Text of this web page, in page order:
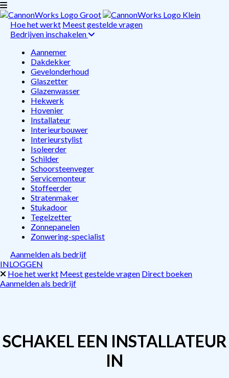
Hoe het werkt Meest gestelde vragen
Bedrijven inschakelen
Aannemer
Dakdekker
Gevelonderhoud
Glaszetter
Glazenwasser
Hekwerk
Hovenier
Installateur
Interieurbouwer
Interieurstylist
Isoleerder
Schilder
Schoorsteenveger
Servicemonteur
Stoffeerder
Stratenmaker
Stukadoor
Tegelzetter
Zonnepanelen
Zonwering-specialist
Aanmelden als bedrijf
INLOGGEN
Hoe het werkt Meest gestelde vragen Direct boeken
Aanmelden als bedrijf
SCHAKEL EEN INSTALLATEUR
IN